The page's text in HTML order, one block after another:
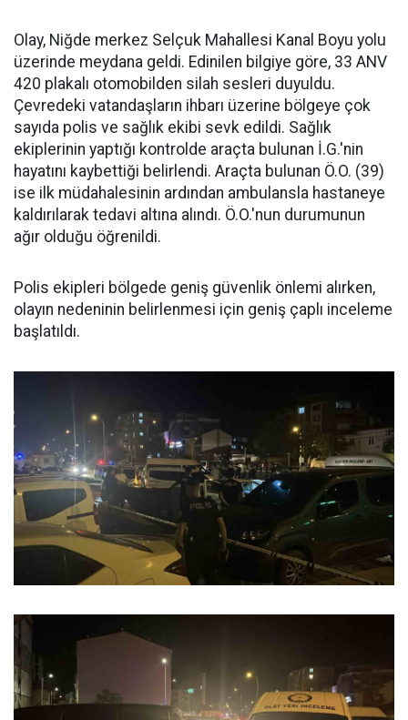
Olay, Niğde merkez Selçuk Mahallesi Kanal Boyu yolu
üzerinde meydana geldi. Edinilen bilgiye göre, 33 ANV
420 plakalı otomobilden silah sesleri duyuldu.
Çevredeki vatandaşların ihbarı üzerine bölgeye çok
sayıda polis ve sağlık ekibi sevk edildi. Sağlık
ekiplerinin yaptığı kontrolde araçta bulunan İ.G.'nin
hayatını kaybettiği belirlendi. Araçta bulunan Ö.O. (39)
ise ilk müdahalesinin ardından ambulansla hastaneye
kaldırılarak tedavi altına alındı. Ö.O.'nun durumunun
ağır olduğu öğrenildi.
Polis ekipleri bölgede geniş güvenlik önlemi alırken,
olayın nedeninin belirlenmesi için geniş çaplı inceleme
başlatıldı.